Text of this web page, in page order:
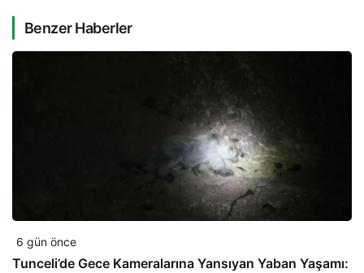
Benzer Haberler
6 gün önce
Tunceli’de Gece Kameralarına Yansıyan Yaban Yaşamı: